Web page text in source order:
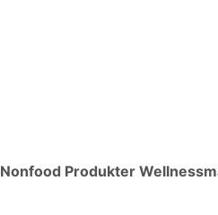
Nonfood Produkter